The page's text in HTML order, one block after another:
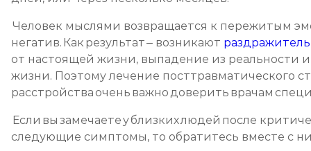
Человек мыслями возвращается к пережитым
негатив. Как результат – возникают
от настоящей жизни, выпадение из реальности
жизни. Поэтому лечение посттравматического
расстройства очень важно доверить врачам
Если вы замечаете у близких людей после
следующие симптомы, то обратитесь вместе с